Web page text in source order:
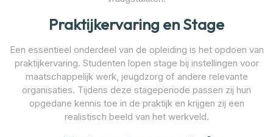
Praktijkervaring en Stage
Een essentieel onderdeel van de opleiding is het opdoen van
praktijkervaring. Studenten lopen stage bij instellingen voor
maatschappelijk werk, jeugdzorg of andere relevante
organisaties. Tijdens deze stageperiode passen zij hun
opgedane kennis toe in de praktijk en krijgen zij een
realistisch beeld van het werkveld.